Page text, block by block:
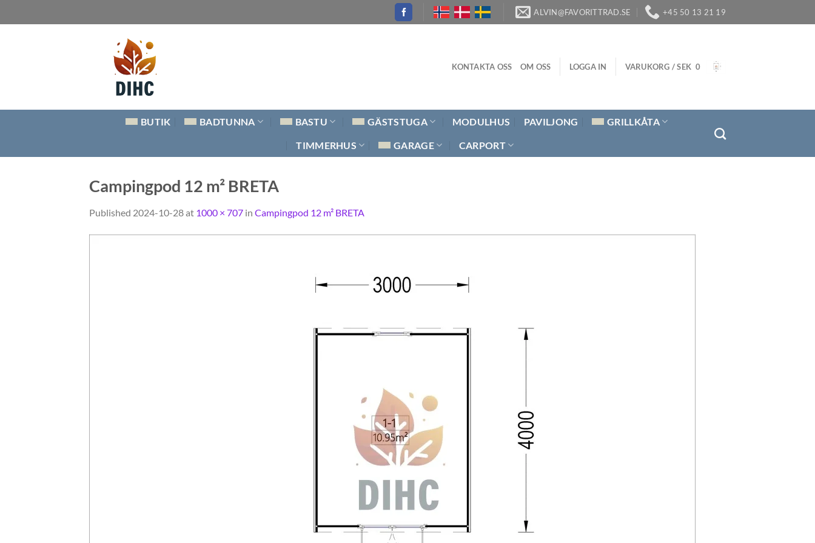
to
ALVIN@FAVORITTRAD.SE +45 50 13 21 19
KONTAKTA OSS OM OSS LOGGA IN VARUKORG /SEK 0
BUTIK BADTUNNA BASTU GÄSTSTUGA MODULHUS PAVILJONG GRILLKÅTA
TIMMERHUS GARAGE CARPORT
Campingpod 12 m² BRETA
Published 2024-10-28at 1000 × 707 in Campingpod 12 m² BRETA